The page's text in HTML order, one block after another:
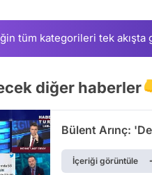
tüm kategorileri tek akışta
diğer
Bülent Arınç:
İçeriği görüntüle